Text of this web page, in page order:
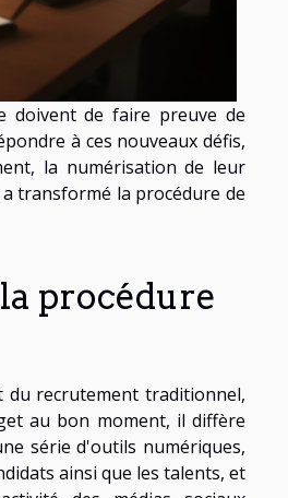
doivent de faire preuve de
à ces nouveaux défis,
la numérisation de leur
transformé la procédure de
procédure
du recrutement traditionnel,
au bon moment, il diffère
série d'outils numériques,
ainsi que les talents, et